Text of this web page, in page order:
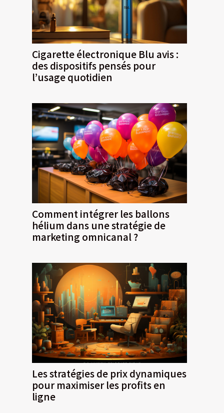
Cigarette électronique Blu avis :
des dispositifs pensés pour
l’usage quotidien
Comment intégrer les ballons
hélium dans une stratégie de
marketing omnicanal ?
Les stratégies de prix dynamiques
pour maximiser les profits en
ligne